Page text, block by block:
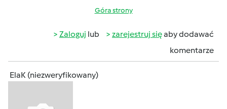
Góra strony
Zaloguj lub zarejestruj sięaby dodawać
komentarze
ElaK (niezweryfikowany)